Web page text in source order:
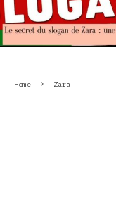
Home Zara